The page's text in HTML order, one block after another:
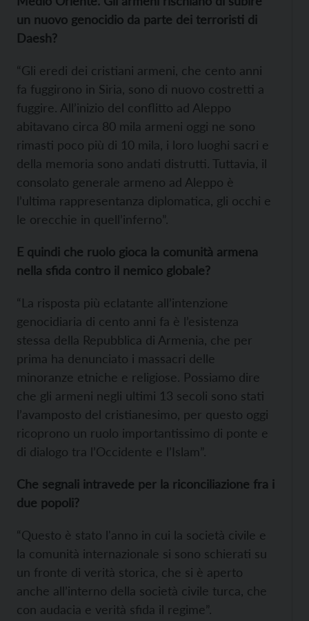
un nuovo genocidio da parte dei terroristi di
Daesh?
“Gli eredi dei cristiani armeni, che cento anni
fa fuggirono in Siria, sono di nuovo costretti a
fuggire. All’inizio del conflitto ad Aleppo
abitavano circa 80 mila armeni oggi ne sono
rimasti poco più di 10 mila, i loro luoghi sacri e
della memoria sono andati distrutti. Tuttavia, il
consolato generale armeno ad Aleppo è
l’ultima rappresentanza diplomatica, gli occhi e
le orecchie in quell’inferno”.
E quindi che ruolo gioca la comunità armena
nella sfida contro il nemico globale?
“La risposta più eclatante all’intenzione
genocidiaria di cento anni fa è l’esistenza
stessa della Repubblica di Armenia, che per
prima ha denunciato i massacri delle
minoranze etniche e religiose. Possiamo dire
che gli armeni negli ultimi 13 secoli sono stati
l’avamposto del cristianesimo, per questo oggi
ricoprono un ruolo importantissimo di ponte e
di dialogo tra l’Occidente e l’Islam”.
Che segnali intravede per la riconciliazione fra i
due popoli?
“Questo è stato l'anno in cui la società civile e
la comunità internazionale si sono schierati su
un fronte di verità storica, che si è aperto
anche all’interno della società civile turca, che
con audacia e verità sfida il regime”.